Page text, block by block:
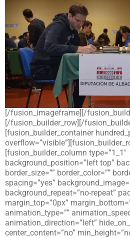
[/fusion_imageframe][/
[/fusion_builder_row][/
[fusion_builder_container
[fusion_builder_column type=”1_1″
background_position=”left top”
border_size=”” border_color=””
spacing=”yes”
background_repeat=”no-repeat”
margin_top=”0px”
animation_type=””
animation_direction=”left”
center_content=”no”